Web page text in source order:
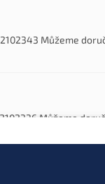
Můžeme
Můžeme